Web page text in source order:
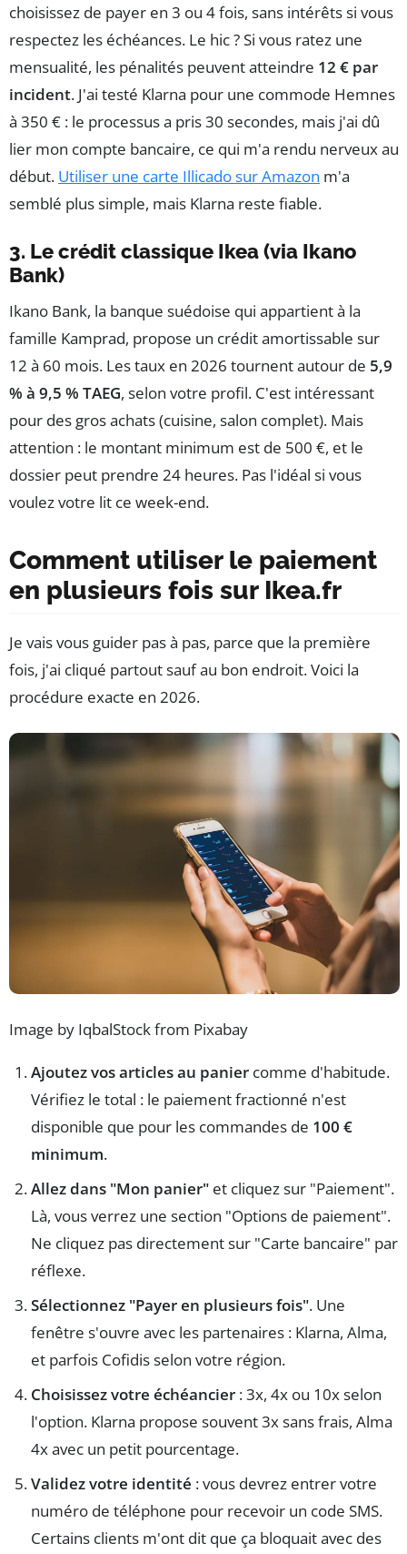
choisissez de payer en 3 ou 4 fois, sans intérêts si vous
respectez les échéances. Le hic ? Si vous ratez une
mensualité, les pénalités peuvent atteindre 12 € par
incident. J'ai testé Klarna pour une commode Hemnes
à 350 € : le processus a pris 30 secondes, mais j'ai dû
lier mon compte bancaire, ce qui m'a rendu nerveux au
début. Utiliser une carte Illicado sur Amazon m'a
semblé plus simple, mais Klarna reste fiable.
3. Le crédit classique Ikea (via Ikano
Bank)
Ikano Bank, la banque suédoise qui appartient à la
famille Kamprad, propose un crédit amortissable sur
12 à 60 mois. Les taux en 2026 tournent autour de 5,9
% à 9,5 % TAEG, selon votre profil. C'est intéressant
pour des gros achats (cuisine, salon complet). Mais
attention : le montant minimum est de 500 €, et le
dossier peut prendre 24 heures. Pas l'idéal si vous
voulez votre lit ce week-end.
Comment utiliser le paiement
en plusieurs fois sur Ikea.fr
Je vais vous guider pas à pas, parce que la première
fois, j'ai cliqué partout sauf au bon endroit. Voici la
procédure exacte en 2026.
Image by IqbalStock from Pixabay
Ajoutez vos articles au panier comme d'habitude.
Vérifiez le total : le paiement fractionné n'est
disponible que pour les commandes de 100 €
minimum.
Allez dans "Mon panier" et cliquez sur "Paiement".
Là, vous verrez une section "Options de paiement".
Ne cliquez pas directement sur "Carte bancaire" par
réflexe.
Sélectionnez "Payer en plusieurs fois". Une
fenêtre s'ouvre avec les partenaires : Klarna, Alma,
et parfois Cofidis selon votre région.
Choisissez votre échéancier : 3x, 4x ou 10x selon
l'option. Klarna propose souvent 3x sans frais, Alma
4x avec un petit pourcentage.
Validez votre identité : vous devrez entrer votre
numéro de téléphone pour recevoir un code SMS.
Certains clients m'ont dit que ça bloquait avec des